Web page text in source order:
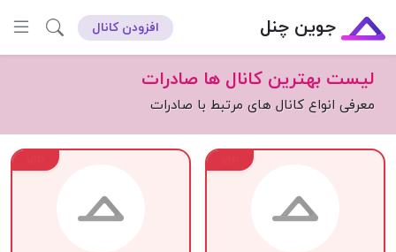
جوین چنل افزودن کانال
لیست بهترین کانال ها صادرات
معرفی انواع کانال های مرتبط با صادرات